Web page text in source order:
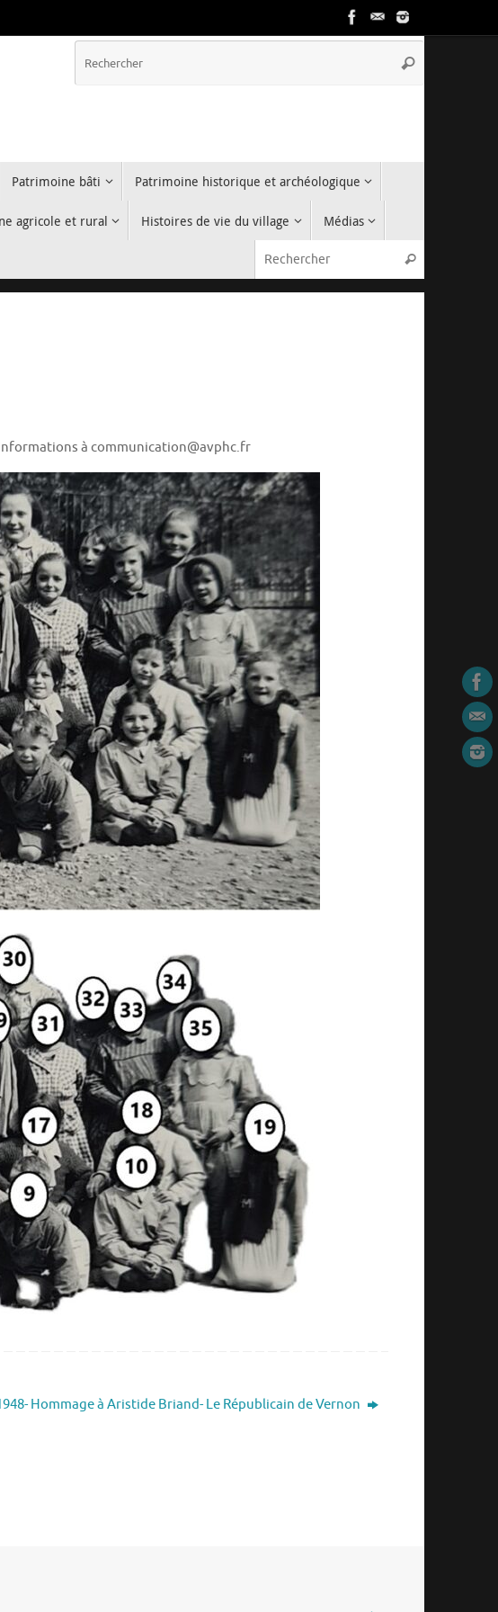
Rechercher
Patrimoine bâti Patrimoine historique et archéologique
agricole et rural Histoires de vie du village
Médias
Rechercher
informations à communication@avphc.fr
Hommage à Aristide Briand- Le Républicain de Vernon